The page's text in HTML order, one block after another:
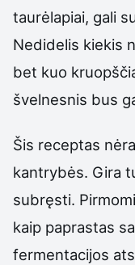
taurėlapiai, gali
Nedidelis kiekis
bet kuo
švelnesnis bus
Šis receptas
kantrybės. Gira
subręsti.
kaip paprastas
fermentacijos